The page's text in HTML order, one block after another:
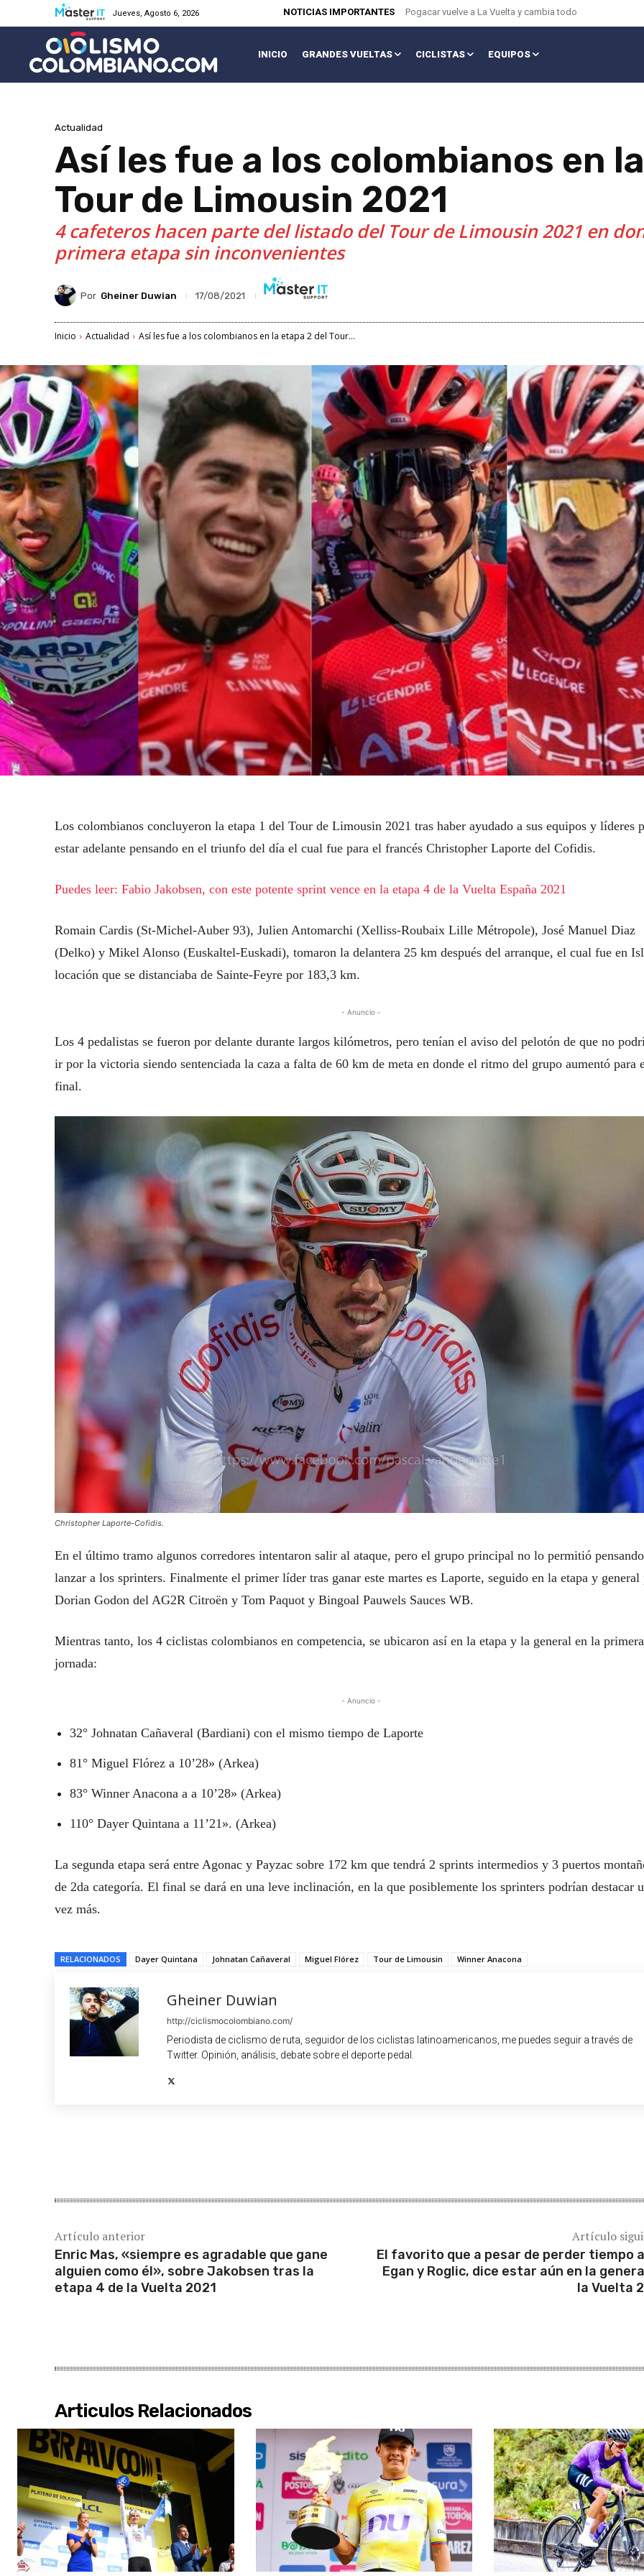
Jueves, Agosto 6, 2026 NOTICIAS IMPORTANTES Pogacar vuelve a La Vuelta y cambia todo
INICIO GRANDES VUELTAS CICLISTAS EQUIPOS
Actualidad
Así les fue a los colombianos en
Tour de Limousin 2021
4 cafeteros hacen parte del listado del Tour de Limousin 2021 en
primera etapa sin inconvenientes
Por Gheiner Duwian 17/08/2021
Inicio Actualidad Así les fue a los colombianos en la etapa 2 del Tour...
Los colombianos concluyeron la etapa 1 del Tour de Limousin 2021 tras haber ayudado a sus equipos y líderes
estar adelante pensando en el triunfo del día el cual fue para el francés Christopher Laporte del Cofidis.
Puedes leer: Fabio Jakobsen, con este potente sprint vence en la etapa 4 de la Vuelta España 2021
Romain Cardis (St-Michel-Auber 93), Julien Antomarchi (Xelliss-Roubaix Lille Métropole), José Manuel Diaz
(Delko) y Mikel Alonso (Euskaltel-Euskadi), tomaron la delantera 25 km después del arranque, el cual fue en
locación que se distanciaba de Sainte-Feyre por 183,3 km.
- Anuncio -
Los 4 pedalistas se fueron por delante durante largos kilómetros, pero tenían el aviso del pelotón de que no
ir por la victoria siendo sentenciada la caza a falta de 60 km de meta en donde el ritmo del grupo aumentó para
final.
Christopher Laporte-Cofidis.
En el último tramo algunos corredores intentaron salir al ataque, pero el grupo principal no lo permitió
lanzar a los sprinters. Finalmente el primer líder tras ganar este martes es Laporte, seguido en la etapa y general
Dorian Godon del AG2R Citroën y Tom Paquot y Bingoal Pauwels Sauces WB.
Mientras tanto, los 4 ciclistas colombianos en competencia, se ubicaron así en la etapa y la general en la primera
jornada:
- Anuncio -
32° Johnatan Cañaveral (Bardiani) con el mismo tiempo de Laporte
81° Miguel Flórez a 10’28» (Arkea)
83° Winner Anacona a a 10’28» (Arkea)
110° Dayer Quintana a 11’21». (Arkea)
La segunda etapa será entre Agonac y Payzac sobre 172 km que tendrá 2 sprints intermedios y 3 puertos
de 2da categoría. El final se dará en una leve inclinación, en la que posiblemente los sprinters podrían destacar
vez más.
RELACIONADOS Dayer Quintana Johnatan Cañaveral Miguel Flórez Tour de Limousin Winner Anacona
Gheiner Duwian
http://ciclismocolombiano.com/
Periodista de ciclismo de ruta, seguidor de los ciclistas latinoamericanos, me puedes seguir a través de
Twitter. Opinión, análisis, debate sobre el deporte pedal.
Artículo anterior
Enric Mas, «siempre es agradable que gane
alguien como él», sobre Jakobsen tras la
etapa 4 de la Vuelta 2021
Artículo
El favorito que a pesar de perder tiempo
Egan y Roglic, dice estar aún en la
la Vuelta
Articulos Relacionados